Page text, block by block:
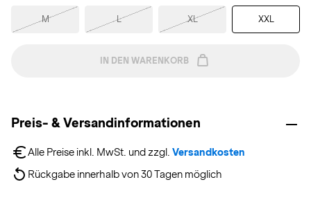
M L XL XXL
IN DEN WARENKORB
Preis- & Versandinformationen
Alle Preise inkl. MwSt. und zzgl. Versandkosten
Rückgabe innerhalb von 30 Tagen möglich